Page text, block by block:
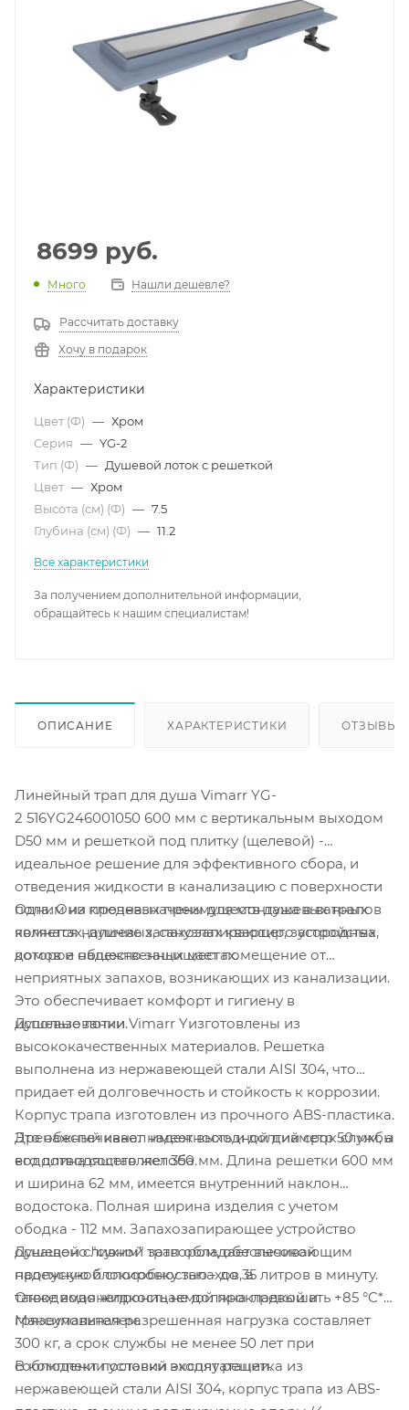
8699 руб.
Много Нашли дешевле?
Рассчитать доставку
Хочу в подарок
Характеристики
Цвет (Ф) — Хром
Серия — YG-2
Тип (Ф) — Душевой лоток с решеткой
Цвет — Хром
Высота (см) (Ф) — 7.5
Глубина (см) (Ф) — 11.2
Все характеристики
За получением дополнительной информации,
обращайтесь к нашим специалистам!
ОПИСАНИЕ ХАРАКТЕРИСТИКИ ОТЗЫВЫ
Линейный трап для душа Vimarr YG-
2 516YG246001050 600 мм с вертикальным выходом
D50 мм и решеткой под плитку (щелевой) -
идеальное решение для эффективного сбора, и
отведения жидкости в канализацию с поверхности
пола. Они предназначены для монтажа в ванных
комнатах, душевых, санузлах квартир, загородных
домов и общественных местах.
Одним из ключевых преимуществ душевых трапов
является наличие запахозапирающего устройства,
которое надежно защищает помещение от
неприятных запахов, возникающих из канализации.
Это обеспечивает комфорт и гигиену в
использовании.
Душевые лотки Vimarr Yизготовлены из
высококачественных материалов. Решетка
выполнена из нержавеющей стали AISI 304, что
придает ей долговечность и стойкость к коррозии.
Корпус трапа изготовлен из прочного ABS-пластика.
Это обеспечивает надежность и долгий срок службы
водоотводящего желоба.
Дренажный канал имеет выходной диаметр 50 мм, а
его длина составляет 350 мм. Длина решетки 600 мм
и ширина 62 мм, имеется внутренний наклон
водостока. Полная ширина изделия с учетом
ободка - 112 мм. Запахозапирающее устройство
оснащено "сухим" затвором, обеспечивающим
надежную блокировку запахов, а
также водонепроницаемой прокладкой и
грязеуловителем.
Душевой сливной трап обладает высокой
пропускной способностью - до 35 литров в минуту.
Отводимая жидкость не должна превышать +85 °C*.
Максимальная разрешенная нагрузка составляет
300 кг, а срок службы не менее 50 лет при
соблюдении условий эксплуатации.
В комплект поставки входят решетка из
нержавеющей стали AISI 304, корпус трапа из ABS-